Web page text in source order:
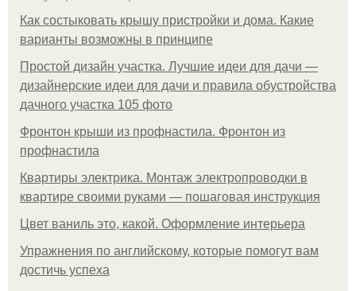
Как состыковать крышу пристройки и дома. Какие
варианты возможны в принципе
Простой дизайн участка. Лучшие идеи для дачи —
дизайнерские идеи для дачи и правила обустройства
дачного участка 105 фото
Фронтон крыши из профнастила. Фронтон из
профнастила
Квартиры электрика. Монтаж электропроводки в
квартире своими руками — пошаговая инструкция
Цвет ваниль это, какой. Оформление интерьера
Упражнения по английскому, которые помогут вам
достичь успеха